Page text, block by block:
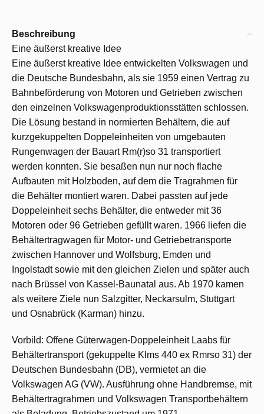
Beschreibung
Eine äußerst kreative Idee
Eine äußerst kreative Idee entwickelten Volkswagen und
die Deutsche Bundesbahn, als sie 1959 einen Vertrag zu
Bahnbeförderung von Motoren und Getrieben zwischen
den einzelnen Volkswagenproduktionsstätten schlossen.
Die Lösung bestand in normierten Behältern, die auf
kurzgekuppelten Doppeleinheiten von umgebauten
Rungenwagen der Bauart Rm(r)so 31 transportiert
werden konnten. Sie besaßen nun nur noch flache
Aufbauten mit Holzboden, auf dem die Tragrahmen für
die Behälter montiert waren. Dabei passten auf jede
Doppeleinheit sechs Behälter, die entweder mit 36
Motoren oder 96 Getrieben gefüllt waren. 1966 liefen die
Behältertragwagen für Motor- und Getriebetransporte
zwischen Hannover und Wolfsburg, Emden und
Ingolstadt sowie mit den gleichen Zielen und später auch
nach Brüssel von Kassel-Baunatal aus. Ab 1970 kamen
als weitere Ziele nun Salzgitter, Neckarsulm, Stuttgart
und Osnabrück (Karman) hinzu.
Vorbild: Offene Güterwagen-Doppeleinheit Laabs für
Behältertransport (gekuppelte Klms 440 ex Rmrso 31) der
Deutschen Bundesbahn (DB), vermietet an die
Volkswagen AG (VW). Ausführung ohne Handbremse, mit
Behältertragrahmen und Volkswagen Transportbehältern